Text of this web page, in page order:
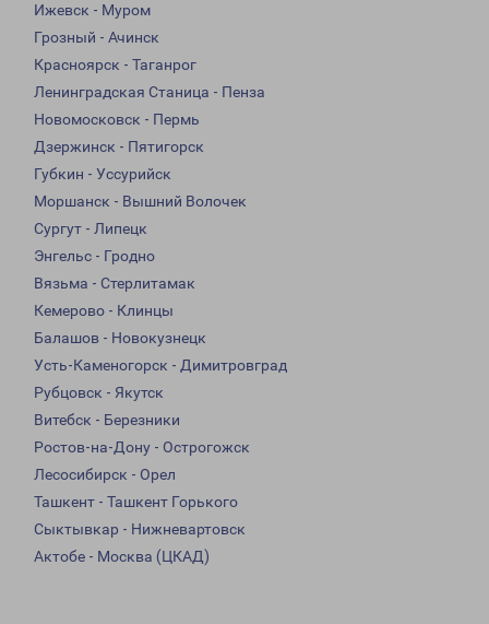
Ижевск - Муром
Грозный - Ачинск
Красноярск - Таганрог
Ленинградская Станица - Пенза
Новомосковск - Пермь
Дзержинск - Пятигорск
Губкин - Уссурийск
Моршанск - Вышний Волочек
Сургут - Липецк
Энгельс - Гродно
Вязьма - Стерлитамак
Кемерово - Клинцы
Балашов - Новокузнецк
Усть-Каменогорск - Димитровград
Рубцовск - Якутск
Витебск - Березники
Ростов-на-Дону - Острогожск
Лесосибирск - Орел
Ташкент - Ташкент Горького
Сыктывкар - Нижневартовск
Актобе - Москва (ЦКАД)